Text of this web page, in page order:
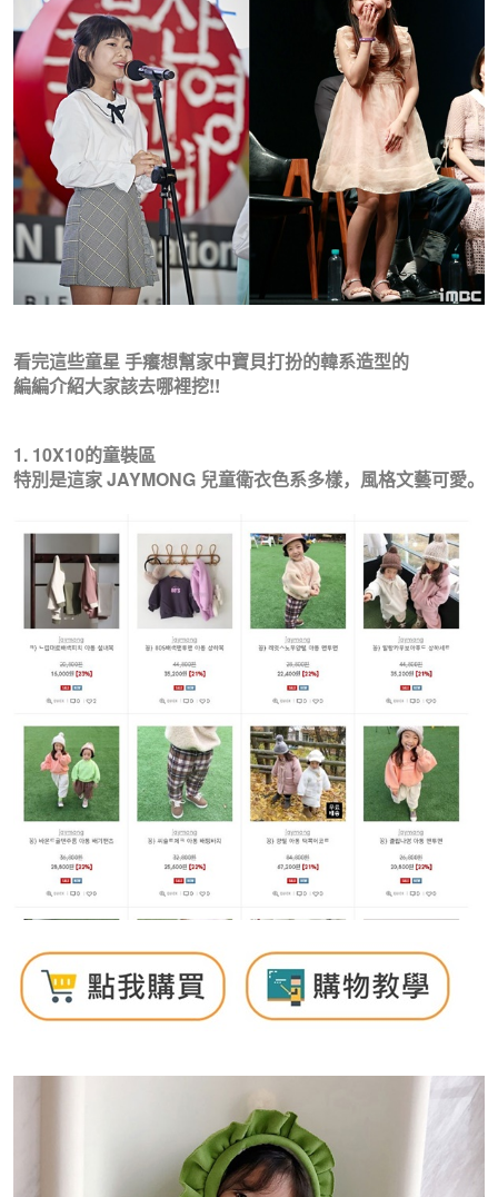
看完這些童星 手癢想幫家中寶貝打扮的韓系造型的
編編介紹大家該去哪裡挖!!
1. 10X10的童裝區
特別是這家 JAYMONG 兒童衛衣色系多樣，風格文藝可愛。